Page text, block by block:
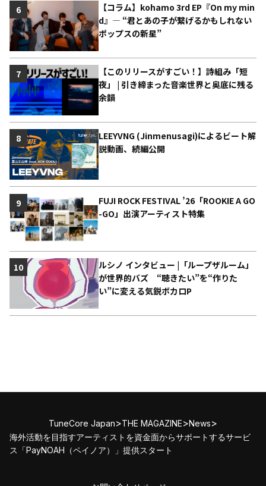
【コラム】kohamo 3rd EP『On my min
d』― “君とあの子が繋げるかもしれない
ポップスの新星”
6
【このリリースがすごい！】詩組み「短
夜」 | 引き締まった音楽世界と奥底に残る
余韻
7
LEEYVNG (Jinmenusagi)によるビート解
説動画、続編公開
8
FUJI ROCK FESTIVAL ’26「ROOKIE A GO
-GO」出演アーティスト特集
9
ルシノ インタビュー |「ループザルーム」
が世界的バズ “聴きたい”を“作りた
い”に変える気鋭ボカロP
10
TuneCore Japan>THE MAGAZINE>News>
海外活動を目指すアーティストを資金面からサポートするサービ
ス「PayNOAH（ペイノア）」提供スタート